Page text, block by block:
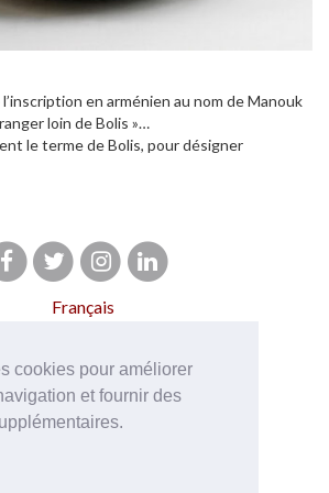
cookies pour améliorer
et fournir des
en arménien au nom de Manouk
loin de Bolis »…
le terme de Bolis, pour désigner
Français